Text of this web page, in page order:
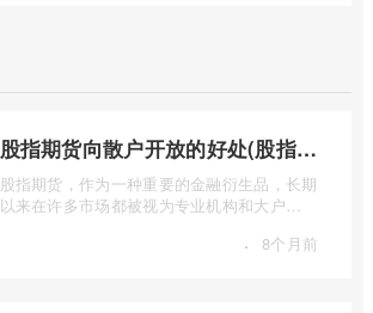
股指期货向散户开放的好处(股指期货对利空信息更加敏感吗)
股指期货，作为一种重要的金融衍生品，长期
以来在许多市场都被视为专业机构和大户
· 8个月前